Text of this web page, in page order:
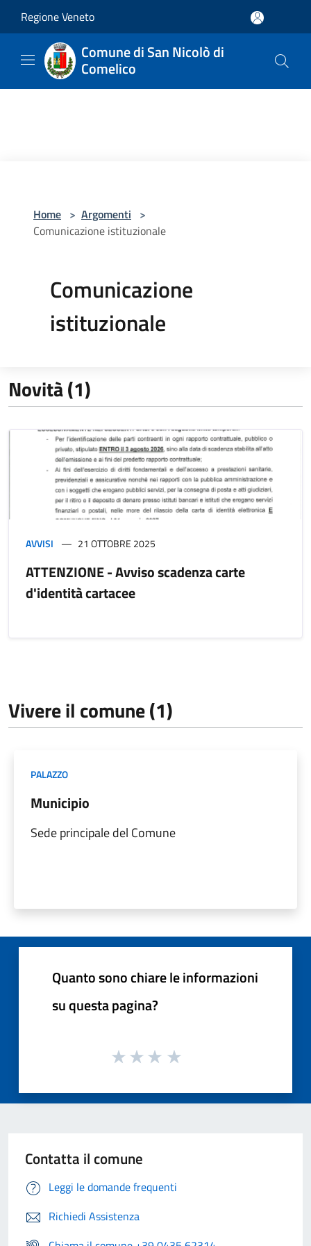
Regione Veneto
Comune di San Nicolò di
Comelico
Home > Argomenti >
Comunicazione istituzionale
Comunicazione
istituzionale
Novità (1)
AVVISI 21 OTTOBRE 2025
ATTENZIONE - Avviso scadenza carte
d'identità cartacee
Vivere il comune (1)
PALAZZO
Municipio
Sede principale del Comune
Quanto sono chiare le informazioni
su questa pagina?
Contatta il comune
Leggi le domande frequenti
Richiedi Assistenza